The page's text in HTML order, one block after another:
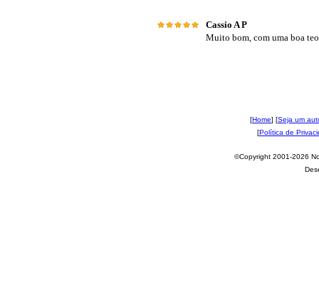
Cassio A P
Muito bom, com uma boa
[Home] [Seja um
[Política de
©Copyright 2001-2026